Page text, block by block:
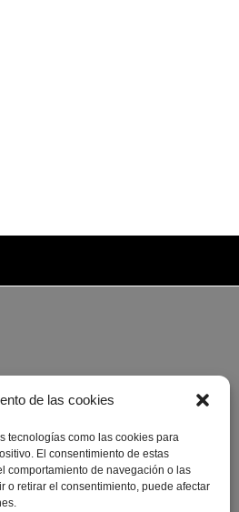
de las cookies
tecnologías como las cookies para
El consentimiento de estas
comportamiento de navegación o las
o retirar el consentimiento, puede afectar